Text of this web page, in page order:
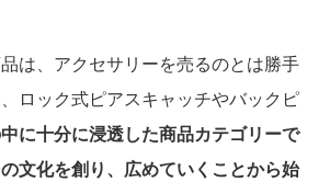
は、アクセサリーを売るのとは勝手
ロック式ピアスキャッチやバックピ
に十分に浸透した商品カテゴリーで
文化を創り、広めていくことから始